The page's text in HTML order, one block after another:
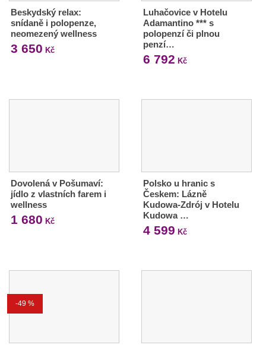
Beskydský relax:
snídaně i polopenze,
neomezený wellness
3 650 Kč
Luhačovice v Hotelu
Adamantino *** s
polopenzí či plnou
penzí…
6 792 Kč
Dovolená v Pošumaví:
jídlo z vlastních farem i
wellness
1 680 Kč
Polsko u hranic s
Českem: Lázně
Kudowa-Zdrój v Hotelu
Kudowa …
4 599 Kč
-49 %